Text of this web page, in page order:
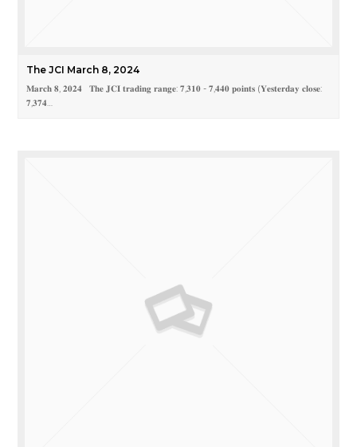
The JCI March 8, 2024
𝐌𝐚𝐫𝐜𝐡 𝟖, 𝟐𝟎𝟐𝟒 𝐓𝐡𝐞 𝐉𝐂𝐈 𝐭𝐫𝐚𝐝𝐢𝐧𝐠 𝐫𝐚𝐧𝐠𝐞: 𝟕,𝟑𝟏𝟎 - 𝟕,𝟒𝟒𝟎 𝐩𝐨𝐢𝐧𝐭𝐬 (𝐘𝐞𝐬𝐭𝐞𝐫𝐝𝐚𝐲 𝐜𝐥𝐨𝐬𝐞:
𝟕,𝟑𝟕𝟒…